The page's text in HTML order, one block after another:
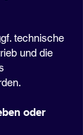
technische
und die
oder